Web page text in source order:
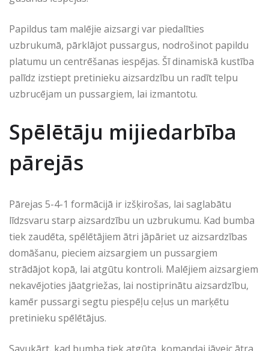
Papildus tam malējie aizsargi var piedalīties
uzbrukumā, pārklājot pussargus, nodrošinot papildu
platumu un centrēšanas iespējas. Šī dinamiskā kustība
palīdz izstiept pretinieku aizsardzību un radīt telpu
uzbrucējam un pussargiem, lai izmantotu.
Spēlētāju mijiedarbība
pārejās
Pārejas 5-4-1 formācijā ir izšķirošas, lai saglabātu
līdzsvaru starp aizsardzību un uzbrukumu. Kad bumba
tiek zaudēta, spēlētājiem ātri jāpāriet uz aizsardzības
domāšanu, pieciem aizsargiem un pussargiem
strādājot kopā, lai atgūtu kontroli. Malējiem aizsargiem
nekavējoties jāatgriežas, lai nostiprinātu aizsardzību,
kamēr pussargi segtu piespēļu ceļus un marķētu
pretinieku spēlētājus.